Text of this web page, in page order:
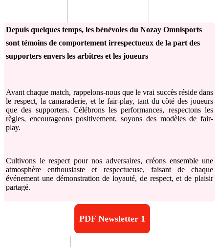
Depuis quelques temps, les bénévoles du Nozay Omnisports
sont témoins de comportement irrespectueux de la part des
supporters envers les arbitres et les joueurs
Avant chaque match, rappelons-nous que le vrai succès réside dans
le respect, la camaraderie, et le fair-play, tant du côté des joueurs
que des supporters. Célébrons les performances, respectons les
règles, encourageons positivement, soyons des modèles de fair-
play.
Cultivons le respect pour nos adversaires, créons ensemble une
atmosphère enthousiaste et respectueuse, faisant de chaque
événement une démonstration de loyauté, de respect, et de plaisir
partagé.
PDF Newsletter 1